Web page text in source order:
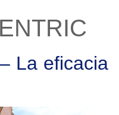
La eficacia